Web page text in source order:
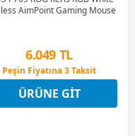
AimPoint Gaming Mouse
6.049 TL
Peşin Fiyatına 3 Taksit
12 Ay x 712 TL taksitle
Peşin Fiyatına 3 Taksit
ÜRÜNE GIT